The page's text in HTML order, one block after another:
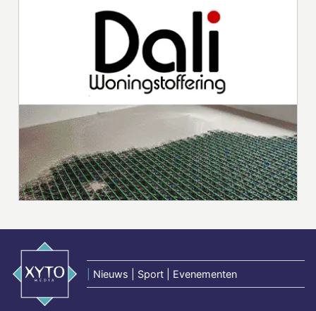
Nieuws | Sport | Evenementen